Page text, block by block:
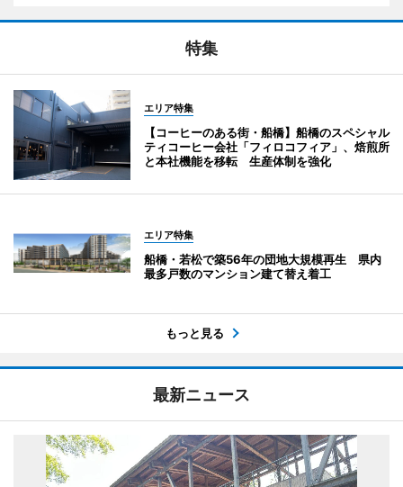
特集
エリア特集
【コーヒーのある街・船橋】船橋のスペシャル
ティコーヒー会社「フィロコフィア」、焙煎所
と本社機能を移転 生産体制を強化
エリア特集
船橋・若松で築56年の団地大規模再生 県内
最多戸数のマンション建て替え着工
もっと見る
最新ニュース